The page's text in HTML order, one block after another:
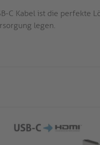
C Kabel ist die perfekte
legen.